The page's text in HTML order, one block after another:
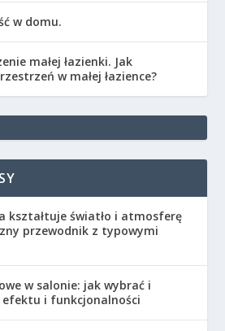
w domu.
małej łazienki. Jak
w małej łazience?
kształtuje światło i atmosferę
przewodnik z typowymi
w salonie: jak wybrać i
i funkcjonalności